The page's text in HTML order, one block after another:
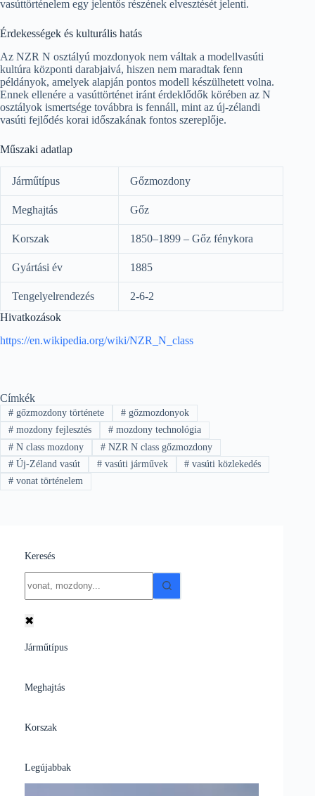
vasúttörténelem egy jelentős részének elvesztését jelenti.
Érdekességek és kulturális hatás
Az NZR N osztályú mozdonyok nem váltak a modellvasúti
kultúra központi darabjaivá, hiszen nem maradtak fenn
példányok, amelyek alapján pontos modell készülhetett volna.
Ennek ellenére a vasúttörténet iránt érdeklődők körében az N
osztályok ismertsége továbbra is fennáll, mint az új-zélandi
vasúti fejlődés korai időszakának fontos szereplője.
Műszaki adatlap
Járműtípus Gőzmozdony
Meghajtás Gőz
Korszak 1850–1899 – Gőz fénykora
Gyártási év 1885
Tengelyelrendezés
2-6-2
Hivatkozások
https://en.wikipedia.org/wiki/NZR_N_class
Címkék
#gőzmozdony története #gőzmozdonyok
#mozdony fejlesztés #mozdony technológia
#N class mozdony #NZR N class gőzmozdony
#Új-Zéland vasút #vasúti járművek # vasúti közlekedés
#vonat történelem
Keresés
results
✖
Járműtípus
Meghajtás
Korszak
Legújabbak